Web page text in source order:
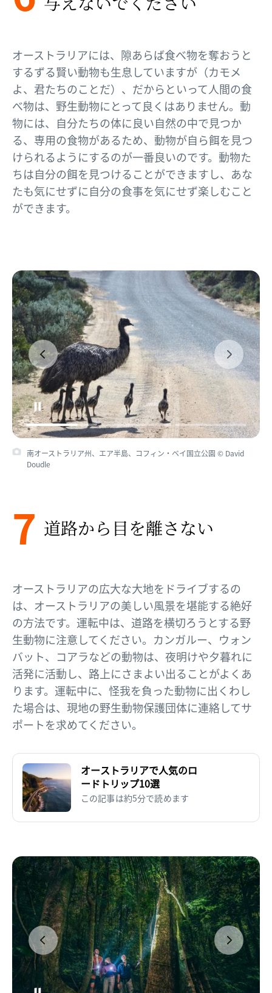
オーストラリアには、隙あらば食べ物を奪おうと
するずる賢い動物も生息していますが（カモメ
よ、君たちのことだ）、だからといって人間の食
べ物は、野生動物にとって良くはありません。動
物には、自分たちの体に良い自然の中で見つか
る、専用の食物があるため、動物が自ら餌を見つ
けられるようにするのが一番良いのです。動物た
ちは自分の餌を見つけることができますし、あな
たも気にせずに自分の食事を気にせず楽しむこと
ができます。
南オーストラリア州、エア半島、コフィン・ベイ国立公園 © David
Doudle
7 道路から​目を​離さない​
オーストラリアの広大な大地をドライブするの
は、オーストラリアの美しい風景を堪能する絶好
の方法です。運転中は、道路を横切ろうとする野
生動物に注意してください。カンガルー、ウォン
バット、コアラなどの動物は、夜明けや夕暮れに
活発に活動し、路上にさまよい出ることがよくあ
ります。運転中に、怪我を負った動物に出くわし
た場合は、現地の野生動物保護団体に連絡してサ
ポートを求めてください。
オーストラリアで人気のロ
ードトリップ10選
この記事は約5分で読めます